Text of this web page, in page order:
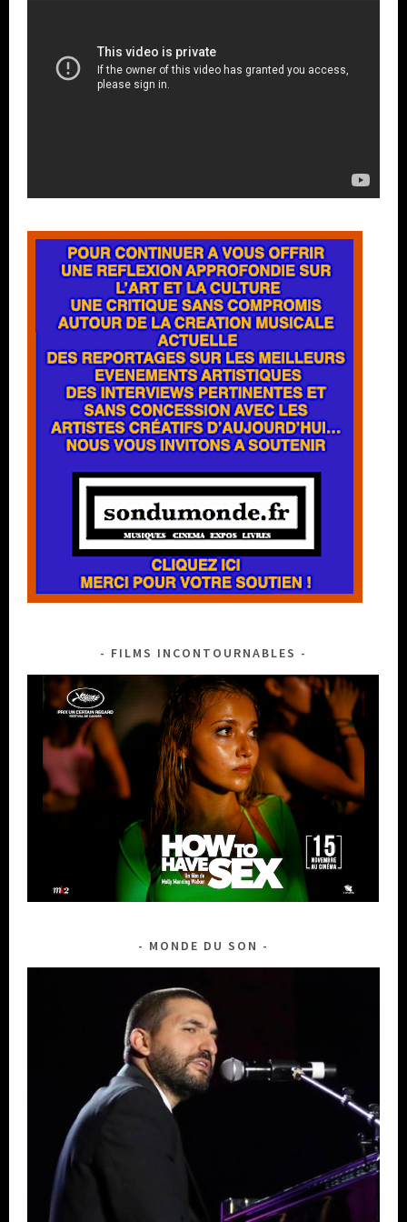
FILMS INCONTOURNABLES
MONDE DU SON